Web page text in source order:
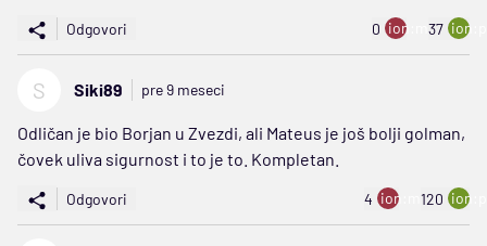
Odgovori 0 ion:minus
37
S Siki89 pre 9 meseci
Odličan je bio Borjan u Zvezdi, ali Mateus je još bolji golman,
čovek uliva sigurnost i to je to. Kompletan.
Odgovori 4 ion:minus
120